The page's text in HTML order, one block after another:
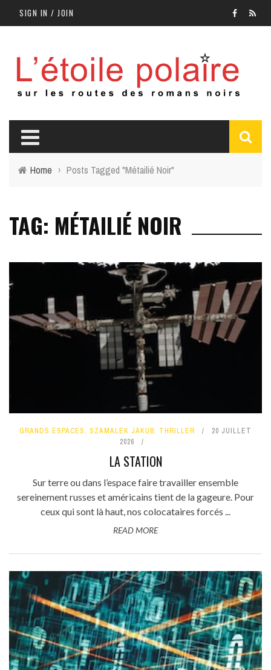
SIGN IN / JOIN
Home › Posts Tagged "Métailié Noir"
TAG: MÉTAILIÉ NOIR
GRANDS ESPACES, SZAMALEK JAKUB, THRILLER
20 JUILLET
2026
LA STATION
Sur terre ou dans l’espace faire travailler ensemble
sereinement russes et américains tient de la gageure. Pour
ceux qui sont là haut, nos colocataires forcés ...
READ MORE